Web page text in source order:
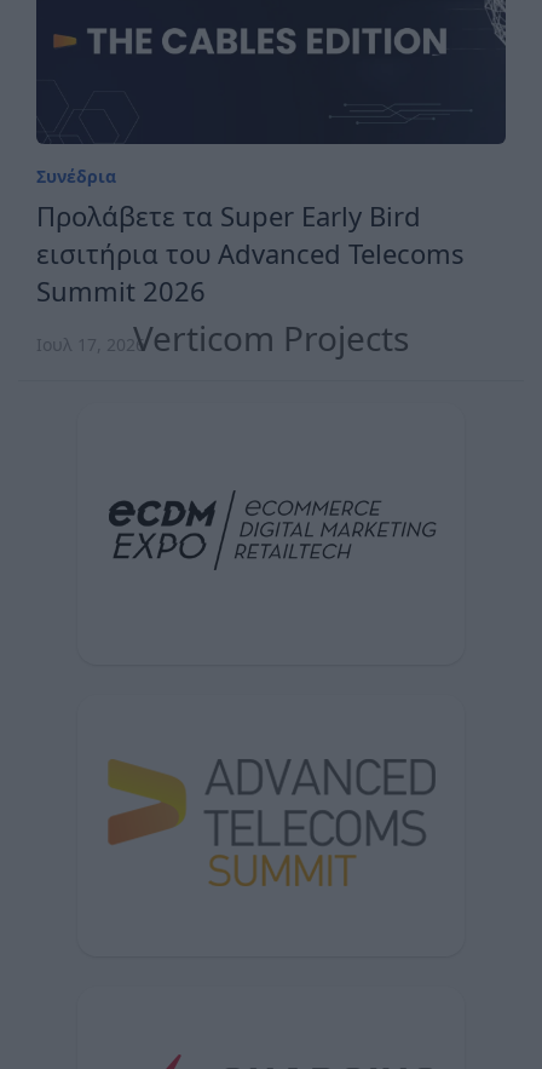
Συνέδρια
Προλάβετε τα Super Early Bird
εισιτήρια του Advanced Telecoms
Summit 2026
Ιουλ 17, 2026Verticom Projects